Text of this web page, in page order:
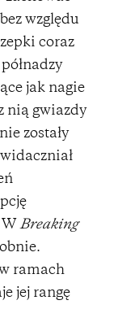
względu
coraz
jak nagie
nią gwiazdy
zostały
Breaking
ramach
jej rangę